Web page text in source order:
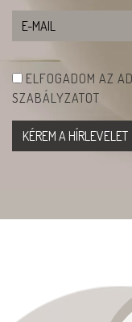
ELFOGADOM AZ
SZABÁLYZATOT